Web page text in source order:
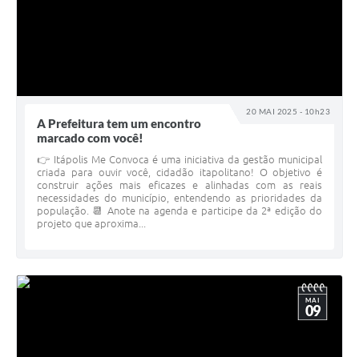
20 MAI 2025 - 10h23
A Prefeitura tem um encontro
marcado com você!
👉 Itápolis Me Convoca é uma iniciativa da gestão municipal
criada para ouvir você, cidadão itapolitano! O objetivo é
construir ações mais eficazes e alinhadas com as reais
necessidades do município, entendendo as prioridades da
população. 📆 Anote na agenda e participe da 2ª edição do
projeto que aproxima...
MAI
09